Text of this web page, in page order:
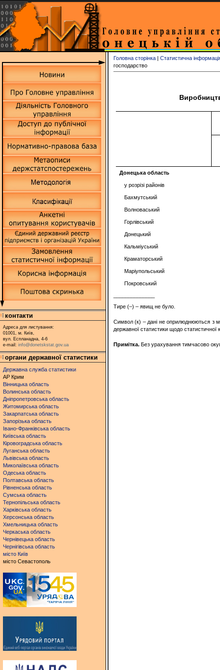
контакти
Адреса для листування:
01001, м. Київ,
вул. Еспланадна, 4-6
e-mail: info@donetskstat.gov.ua
органи державної статистики
Державна служба статистики
АР Крим
Вінницька область
Волинська область
Дніпропетровська область
Житомирська область
Закарпатська область
Запорізька область
Івано-Франківська область
Київська область
Кіровоградська область
Луганська область
Львівська область
Миколаївська область
Одеська область
Полтавська область
Рівненська область
Сумська область
Тернопільська область
Харківська область
Херсонська область
Хмельницька область
Черкаська область
Чернівецька область
Чернігівська область
місто Київ
місто Севастополь
Головна сторінка | Статистична
господарство
Донецька область
у розрізі районів
Бахмутський
Волноваський
Горлівський
Донецький
Кальміуський
Краматорський
Маріупольський
Покровський
Тире (–) – явищ не було.
Символ (к) – дані не оприлюднюються з
державної статистики щодо статистичної
Примітка. Без урахування тимчасово